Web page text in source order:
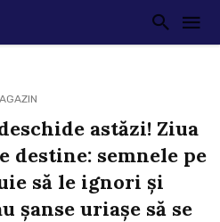
astăzi! Ziua
destine: semnele pe
să le ignori și
șanse uriașe să se